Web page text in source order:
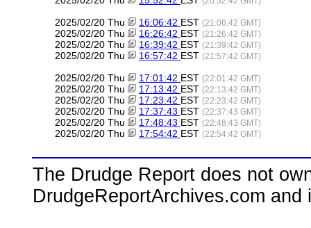
2025/02/20 Thu 16:06:42 EST (21:06:42 GMT)
2025/02/20 Thu 16:26:42 EST (21:26:42 GMT)
2025/02/20 Thu 16:39:42 EST (21:39:42 GMT)
2025/02/20 Thu 16:57:42 EST (21:57:42 GMT)
2025/02/20 Thu 17:01:42 EST (22:01:42 GMT)
2025/02/20 Thu 17:13:42 EST (22:13:42 GMT)
2025/02/20 Thu 17:23:42 EST (22:23:42 GMT)
2025/02/20 Thu 17:37:43 EST (22:37:43 GMT)
2025/02/20 Thu 17:48:43 EST (22:48:43 GMT)
2025/02/20 Thu 17:54:42 EST (22:54:42 GMT)
The Drudge Report does not
DrudgeReportArchives.com